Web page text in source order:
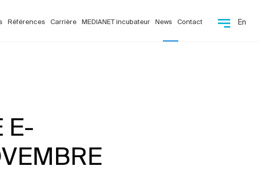
Références Carrière MEDIANET incubateur News Contact En
E-